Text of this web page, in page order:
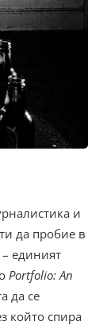
и
да пробие в
– единият
Portfolio: An
да се
който спира